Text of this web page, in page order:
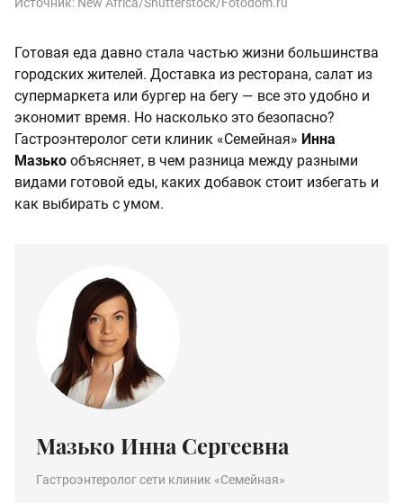
Готовая еда давно стала частью жизни большинства
городских жителей. Доставка из ресторана, салат из
супермаркета или бургер на бегу — все это удобно и
экономит время. Но насколько это безопасно?
Гастроэнтеролог сети клиник «Семейная» Инна
Мазько объясняет, в чем разница между разными
видами готовой еды, каких добавок стоит избегать и
как выбирать с умом.
Мазько Инна Сергеевна
Гастроэнтеролог сети клиник «Семейная»